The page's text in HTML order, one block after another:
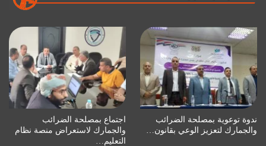
ندوة توعوية بمصلحة الضرائب
والجمارك لتعزيز الوعي بقانون…
اجتماع بمصلحة الضرائب
والجمارك لاستعراض منصة نظام
التعليم…